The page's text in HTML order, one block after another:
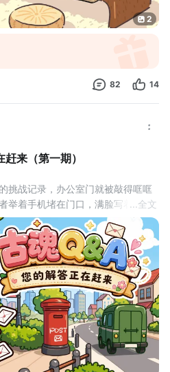
2
82 14
来（第一期）
挑战记录，办公室门就被敲得哐哐
举着手机堵在门口，满脸写着“我有
哪刷？”“神话装备怎么升不朽？”
录册：“各位大佬别急，今天我全程
场的大家可以自己阅读哦~
：转职按钮在哪？我
全文